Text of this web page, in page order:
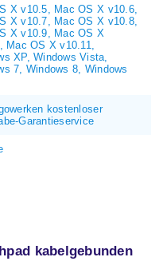
X v10.5, Mac OS X v10.6,
X v10.7, Mac OS X v10.8,
X v10.9, Mac OS X
Mac OS X v10.11,
XP, Windows Vista,
7, Windows 8, Windows
kostenloser
Garantieservice
kabelgebunden